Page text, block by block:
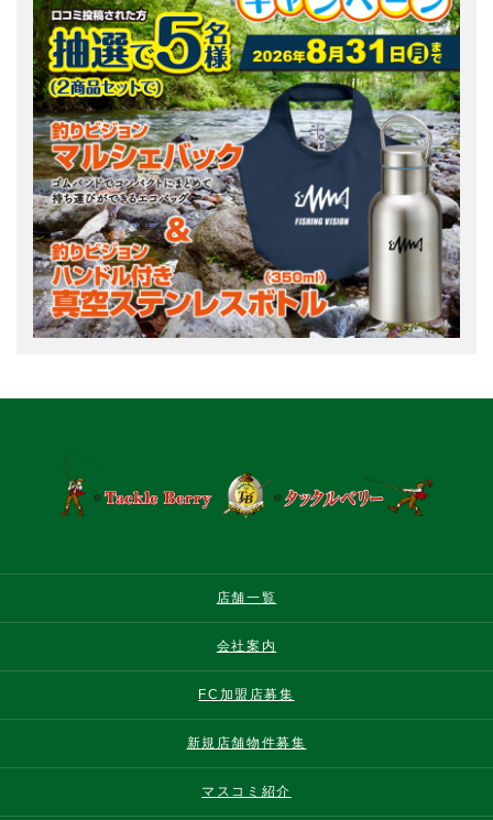
店舗一覧
会社案内
FC加盟店募集
新規店舗物件募集
マスコミ紹介